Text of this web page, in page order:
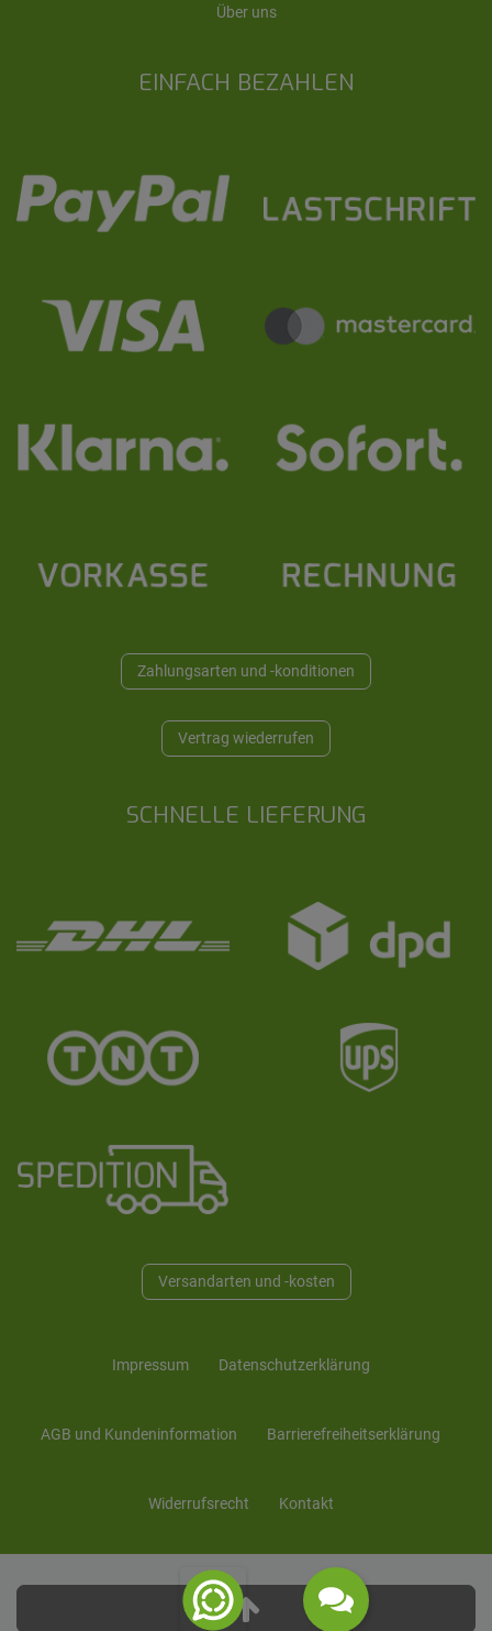
EINFACH BEZAHLEN
Zahlungsarten und -konditionen
Vertrag wiederrufen
SCHNELLE LIEFERUNG
Versandarten und -kosten
Über uns
Impressum Daten­schutz­erklärung
AGB und Kunden­information Barrierefreiheitserklärung
Widerrufs­recht Kontakt